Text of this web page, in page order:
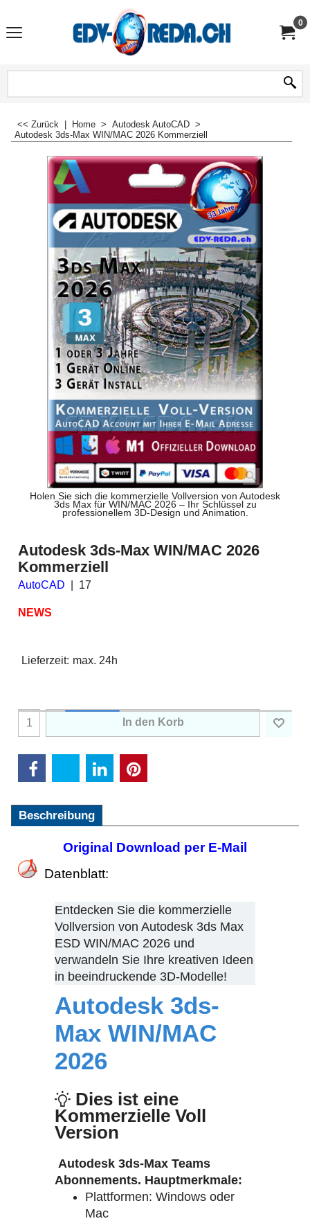
0
<< Zurück Home > Autodesk AutoCAD >
Autodesk 3ds-Max WIN/MAC 2026 Kommerziell
Holen Sie sich die kommerzielle Vollversion von Autodesk
3ds Max für WIN/MAC 2026 – Ihr Schlüssel zu
professionellem 3D-Design und Animation.
Autodesk 3ds-Max WIN/MAC 2026
Kommerziell
AutoCAD 17
NEWS
Lieferzeit: max. 24h
In den Korb
Beschreibung
Original Download per E-Mail
Datenblatt:
Entdecken Sie die kommerzielle
Vollversion von Autodesk 3ds Max
ESD WIN/MAC 2026 und
verwandeln Sie Ihre kreativen Ideen
in beeindruckende 3D-Modelle!
Autodesk 3ds-
Max WIN/MAC
2026
Dies ist eine
Kommerzielle Voll
Version
Autodesk 3ds-Max Teams
Abonnements. Hauptmerkmale:
Plattformen: Windows oder
Mac